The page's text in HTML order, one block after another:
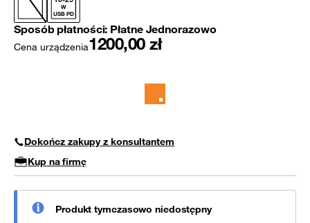
W
USB PD
Sposób płatności: Płatne Jednorazowo
Cena urządzenia1200,00 zł
Dokończ zakupy z konsultantem
Kup na firmę
Produkt tymczasowo niedostępny